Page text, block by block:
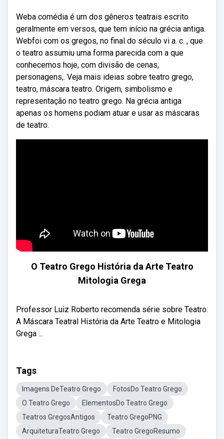
Weba comédia é um dos gêneros teatrais escrito
geralmente em versos, que tem início na grécia antiga.
Webfoi com os gregos, no final do século vi a. c. , que
o teatro assumiu uma forma parecida com a que
conhecemos hoje, com divisão de cenas,
personagens,. Veja mais ideias sobre teatro grego,
teatro, máscara teatro. Origem, simbolismo e
representação no teatro grego. Na grécia antiga
apenas os homens podiam atuar e usar as máscaras
de teatro.
O Teatro Grego História da Arte Teatro
Mitologia Grega
Professor Luiz Roberto recomenda série sobre Teatro:
A Máscara Teatral História da Arte Teatro e Mitologia
Grega ...
Tags
Imagens DeTeatro Grego
FotosDo Teatro Grego
O Teatro Grego
ElementosDo Teatro Grego
Teatros GregosAntigos
Teatro GregoPNG
ArquiteturaTeatro Grego
Teatro GregoResumo